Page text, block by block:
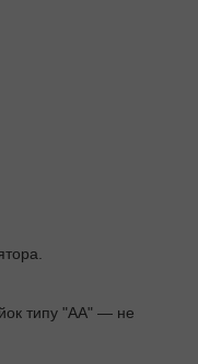
типу "АА" — не